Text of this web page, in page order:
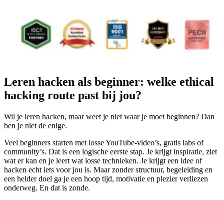
Leren hacken als beginner: welke ethical
hacking route past bij jou?
Wil je leren hacken, maar weet je niet waar je moet beginnen? Dan
ben je niet de enige.
Veel beginners starten met losse YouTube-video’s, gratis labs of
community’s. Dat is een logische eerste stap. Je krijgt inspiratie, ziet
wat er kan en je leert wat losse technieken. Je krijgt een idee of
hacken echt iets voor jou is. Maar zonder structuur, begeleiding en
een helder doel ga je een hoop tijd, motivatie en plezier verliezen
onderweg. En dat is zonde.